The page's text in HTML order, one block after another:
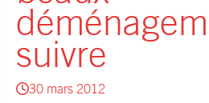
suivre
30 mars 2012